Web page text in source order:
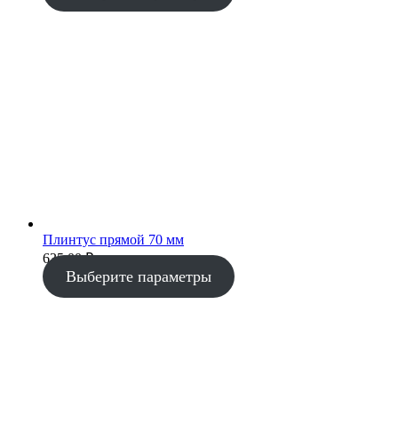
Плинтус прямой 70 мм
635.00₽
Выберите параметры